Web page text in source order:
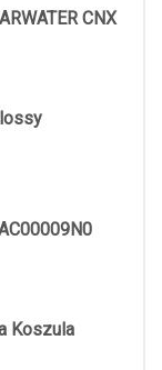
CNX
Koszula